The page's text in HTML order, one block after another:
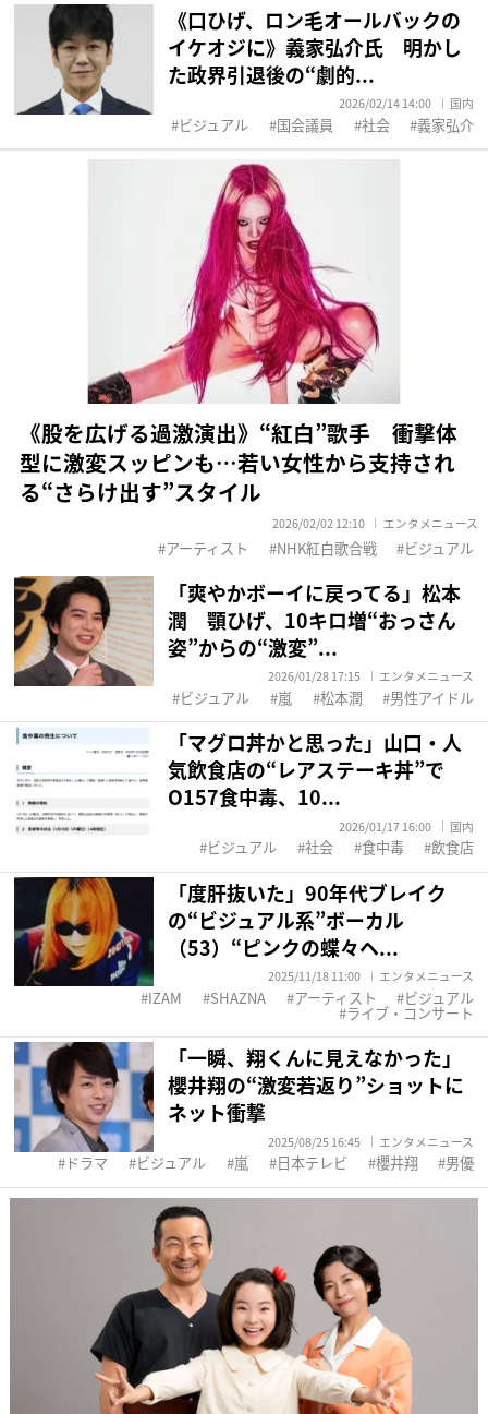
《口ひげ、ロン毛オールバックの
イケオジに》義家弘介氏 明かし
た政界引退後の“劇的...
2026/02/14 14:00 国内
ビジュアル 国会議員 社会 義家弘介
《股を広げる過激演出》“紅白”歌手 衝撃体
型に激変スッピンも…若い女性から支持され
る“さらけ出す”スタイル
2026/02/02 12:10 エンタメニュース
アーティスト NHK紅白歌合戦 ビジュアル
「爽やかボーイに戻ってる」松本
潤 顎ひげ、10キロ増“おっさん
姿”からの“激変”...
2026/01/28 17:15 エンタメニュース
ビジュアル 嵐 松本潤 男性アイドル
「マグロ丼かと思った」山口・人
気飲食店の“レアステーキ丼”で
O157食中毒、10...
2026/01/17 16:00 国内
ビジュアル 社会 食中毒 飲食店
「度肝抜いた」90年代ブレイク
の“ビジュアル系”ボーカル
（53）“ピンクの蝶々ヘ...
2025/11/18 11:00 エンタメニュース
IZAM SHAZNA アーティスト ビジュアル
ライブ・コンサート
「一瞬、翔くんに見えなかった」
櫻井翔の“激変若返り”ショットに
ネット衝撃
2025/08/25 16:45 エンタメニュース
ドラマ ビジュアル 嵐 日本テレビ 櫻井翔 男優